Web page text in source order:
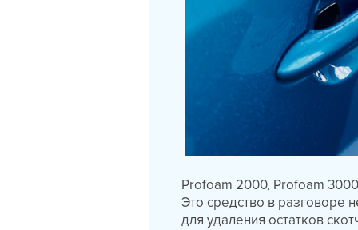
Profoam 2000, Profoam
Это средство в разговоре
для удаления остатков